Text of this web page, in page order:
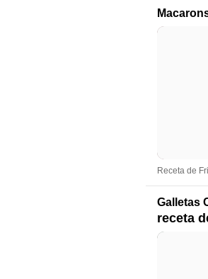
Receta de
Galletas
receta